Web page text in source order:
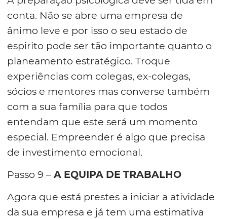
conta. Não se abre uma empresa de
ânimo leve e por isso o seu estado de
espirito pode ser tão importante quanto o
planeamento estratégico. Troque
experiências com colegas, ex-colegas,
sócios e mentores mas converse também
com a sua família para que todos
entendam que este será um momento
especial. Empreender é algo que precisa
de investimento emocional.
Passo 9 – A EQUIPA DE TRABALHO
Agora que está prestes a iniciar a atividade
da sua empresa e já tem uma estimativa